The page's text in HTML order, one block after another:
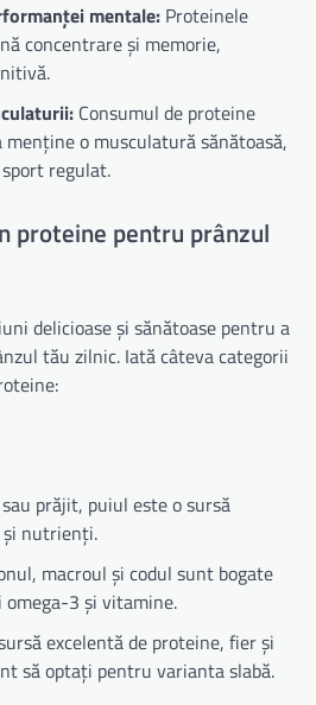
mentale: Proteinele
concentrare și memorie,
Consumul de proteine
o musculatură sănătoasă,
regulat.
proteine pentru prânzul
delicioase și sănătoase pentru a
tău zilnic. Iată câteva categorii
prăjit, puiul este o sursă
și nutrienți.
macroul și codul sunt bogate
3 și vitamine.
excelentă de proteine, fier și
să optați pentru varianta slabă.